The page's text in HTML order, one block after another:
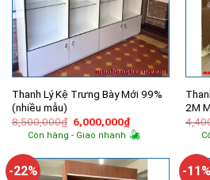
Thanh Lý Kệ Trưng Bày Mới 99%
(nhiều mẫu)
8,500,000₫ Giá
gốc
là:
6,000,000₫Giá
hiện
tại
6,000,000₫.
Còn hàng - Giao nhanh
2M
-22% -11%